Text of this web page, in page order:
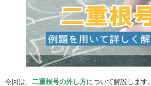
今回は、 二重根号の外し方について解説します。